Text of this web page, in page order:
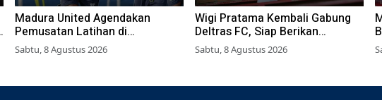
Madura United Agendakan
Pemusatan Latihan di
Yogyakarta
Sabtu, 8 Agustus 2026
Wigi Pratama Kembali Gabung
Deltras FC, Siap Berikan
Performa Terbaik
Sabtu, 8 Agustus 2026